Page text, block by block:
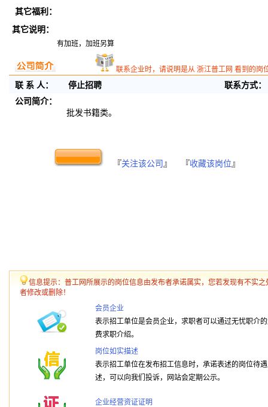
其它福利：
其它说明：
有加班，加班另算
联系企业时，请说明是从 浙江普工网 看到的岗
联 系 人： 停止招聘
联系方式：
公司简介：
批发书籍类。
『关注该公司 』 『收藏该岗位 』
信息提示：普工网所展示的岗位信息由发布者承诺属实，您若发现有不实
者修改或删除！
会员企业
表示招工单位是会员企业，求职者可以通过无忧职介
费求职介绍。
岗位如实描述
表示招工单位在发布招工信息时，承诺表述的岗位待
述，可以向我们投诉，网站会定期公示。
企业经营资证证明